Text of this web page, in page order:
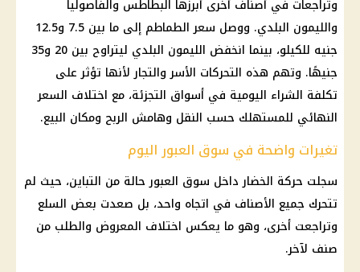
وتراجعات في أصناف أخرى أبرزها البطاطس والفاصوليا
والليمون البلدي. ووصل سعر الطماطم إلى ما بين 7.5 و12.5
جنيه للكيلو، بينما انخفض الليمون البلدي ليتراوح بين 20 و35
جنيهًا. وتهم هذه التحركات الأسر والتجار لأنها تؤثر على
تكلفة الشراء اليومية في أسواق التجزئة، مع اختلاف السعر
النهائي للمستهلك حسب النقل وهامش الربح ومكان البيع.
تغيرات واضحة في سوق العبور اليوم
سجلت حركة الخضار داخل سوق العبور حالة من التباين، حيث لم
تتحرك جميع الأصناف في اتجاه واحد، بل صعدت بعض السلع
وتراجعت أخرى، وهو ما يعكس اختلاف المعروض والطلب من
صنف لآخر.